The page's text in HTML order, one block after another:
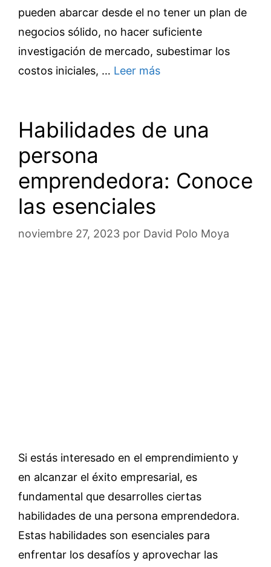
pueden abarcar desde el no tener un plan de
negocios sólido, no hacer suficiente
investigación de mercado, subestimar los
costos iniciales, … Leer más
Habilidades de una
persona
emprendedora: Conoce
las esenciales
noviembre 27, 2023 por David Polo Moya
Si estás interesado en el emprendimiento y
en alcanzar el éxito empresarial, es
fundamental que desarrolles ciertas
habilidades de una persona emprendedora.
Estas habilidades son esenciales para
enfrentar los desafíos y aprovechar las